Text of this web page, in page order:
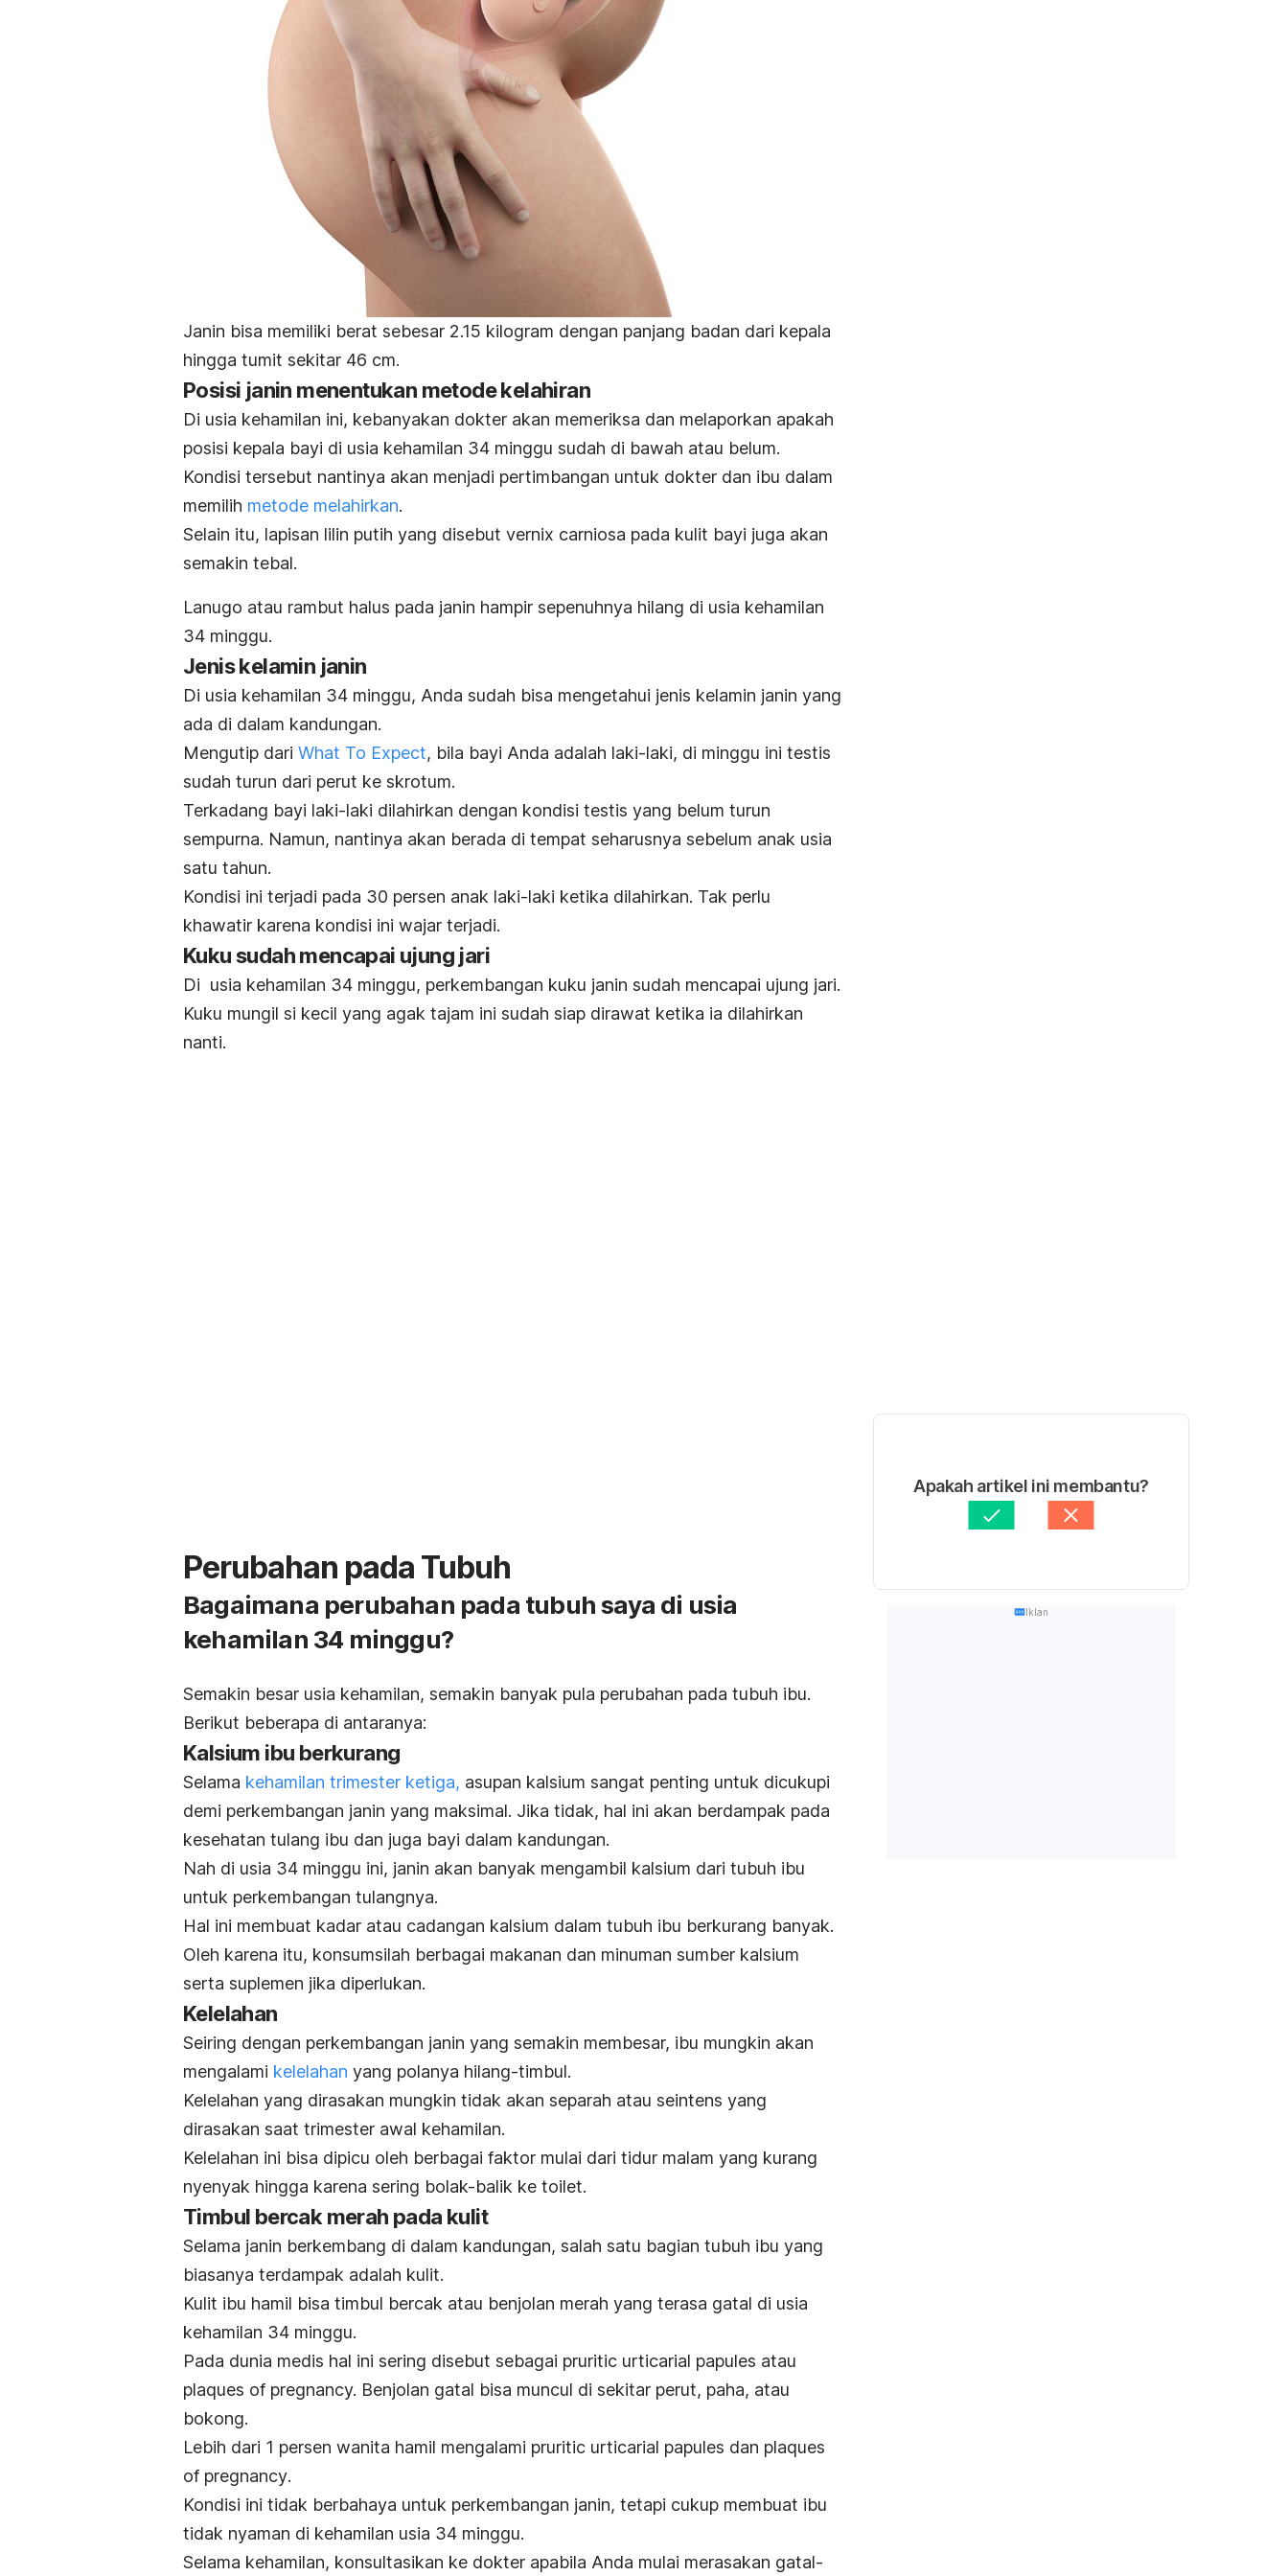
Janin bisa memiliki berat sebesar 2.15 kilogram dengan panjang badan dari kepala
hingga tumit sekitar 46 cm.
Posisi janin menentukan metode kelahiran
Di usia kehamilan ini, kebanyakan dokter akan memeriksa dan melaporkan apakah
posisi kepala bayi di usia kehamilan 34 minggu sudah di bawah atau belum.
Kondisi tersebut nantinya akan menjadi pertimbangan untuk dokter dan ibu dalam
memilih metode melahirkan.
Selain itu, lapisan lilin putih yang disebut vernix carniosa pada kulit bayi juga akan
semakin tebal.
Lanugo atau rambut halus pada janin hampir sepenuhnya hilang di usia kehamilan
34 minggu.
Jenis kelamin janin
Di usia kehamilan 34 minggu, Anda sudah bisa mengetahui jenis kelamin janin yang
ada di dalam kandungan.
Mengutip dari What To Expect, bila bayi Anda adalah laki-laki, di minggu ini testis
sudah turun dari perut ke skrotum.
Terkadang bayi laki-laki dilahirkan dengan kondisi testis yang belum turun
sempurna. Namun, nantinya akan berada di tempat seharusnya sebelum anak usia
satu tahun.
Kondisi ini terjadi pada 30 persen anak laki-laki ketika dilahirkan. Tak perlu
khawatir karena kondisi ini wajar terjadi.
Kuku sudah mencapai ujung jari
Di usia kehamilan 34 minggu, perkembangan kuku janin sudah mencapai ujung jari.
Kuku mungil si kecil yang agak tajam ini sudah siap dirawat ketika ia dilahirkan
nanti.
Perubahan pada Tubuh
Bagaimana perubahan pada tubuh saya di usia
kehamilan 34 minggu?
Semakin besar usia kehamilan, semakin banyak pula perubahan pada tubuh ibu.
Berikut beberapa di antaranya:
Kalsium ibu berkurang
Selama kehamilan trimester ketiga, asupan kalsium sangat penting untuk dicukupi
demi perkembangan janin yang maksimal. Jika tidak, hal ini akan berdampak pada
kesehatan tulang ibu dan juga bayi dalam kandungan.
Nah di usia 34 minggu ini, janin akan banyak mengambil kalsium dari tubuh ibu
untuk perkembangan tulangnya.
Hal ini membuat kadar atau cadangan kalsium dalam tubuh ibu berkurang banyak.
Oleh karena itu, konsumsilah berbagai makanan dan minuman sumber kalsium
serta suplemen jika diperlukan.
Kelelahan
Seiring dengan perkembangan janin yang semakin membesar, ibu mungkin akan
mengalami kelelahan yang polanya hilang-timbul.
Kelelahan yang dirasakan mungkin tidak akan separah atau seintens yang
dirasakan saat trimester awal kehamilan.
Kelelahan ini bisa dipicu oleh berbagai faktor mulai dari tidur malam yang kurang
nyenyak hingga karena sering bolak-balik ke toilet.
Timbul bercak merah pada kulit
Selama janin berkembang di dalam kandungan, salah satu bagian tubuh ibu yang
biasanya terdampak adalah kulit.
Kulit ibu hamil bisa timbul bercak atau benjolan merah yang terasa gatal di usia
kehamilan 34 minggu.
Pada dunia medis hal ini sering disebut sebagai pruritic urticarial papules atau
plaques of pregnancy. Benjolan gatal bisa muncul di sekitar perut, paha, atau
bokong.
Lebih dari 1 persen wanita hamil mengalami pruritic urticarial papules dan plaques
of pregnancy.
Kondisi ini tidak berbahaya untuk perkembangan janin, tetapi cukup membuat ibu
tidak nyaman di kehamilan usia 34 minggu.
Selama kehamilan, konsultasikan ke dokter apabila Anda mulai merasakan gatal-
Apakah artikel ini membantu?
Iklan